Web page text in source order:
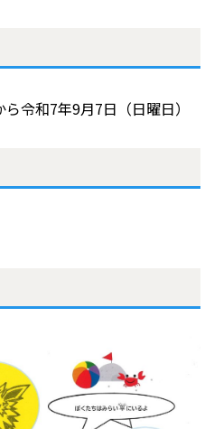
令和7年9月7日（日曜日）